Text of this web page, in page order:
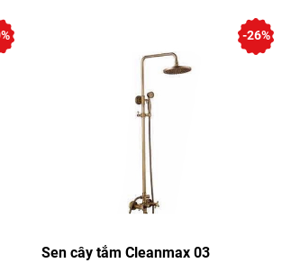
Sen cây tắm Cleanmax 03
-26%